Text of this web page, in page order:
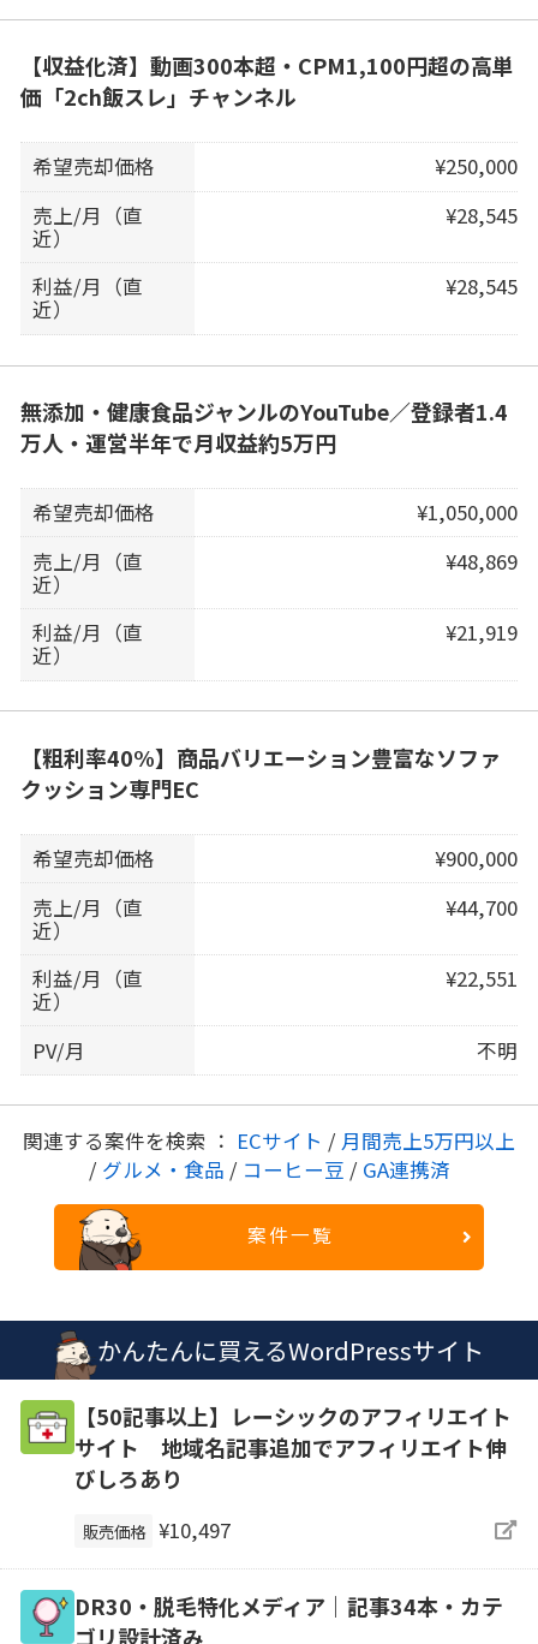
【収益化済】動画300本超・CPM1,100円超の高単
価「2ch飯スレ」チャンネル
希望売却価格
¥250,000
売上/月（直
近）
¥28,545
利益/月（直
近）
¥28,545
無添加・健康食品ジャンルのYouTube／登録者1.4
万人・運営半年で月収益約5万円
希望売却価格
¥1,050,000
売上/月（直
近）
¥48,869
利益/月（直
近）
¥21,919
【粗利率40%】商品バリエーション豊富なソファ
クッション専門EC
希望売却価格
¥900,000
売上/月（直
近）
¥44,700
利益/月（直
近）
¥22,551
PV/月 不明
関連する案件を検索 ： ECサイト / 月間売上5万円以上
/ グルメ・食品 / コーヒー豆 / GA連携済
案件一覧
かんたんに買えるWordPressサイト
【50記事以上】レーシックのアフィリエイト
サイト 地域名記事追加でアフィリエイト伸
びしろあり
販売価格 ¥10,497
DR30・脱毛特化メディア｜記事34本・カテ
ゴリ設計済み